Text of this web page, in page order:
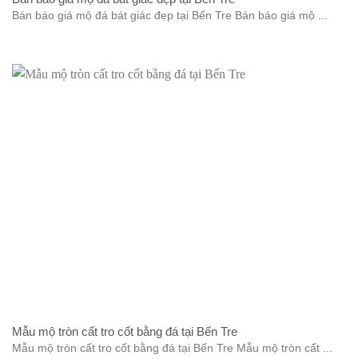
Bán báo giá mộ đá bát giác đẹp tại Bến Tre Bán báo giá mộ ...
Mẫu mộ tròn cất tro cốt bằng đá tại Bến Tre
Mẫu mộ tròn cất tro cốt bằng đá tại Bến Tre Mẫu mộ tròn cất ...